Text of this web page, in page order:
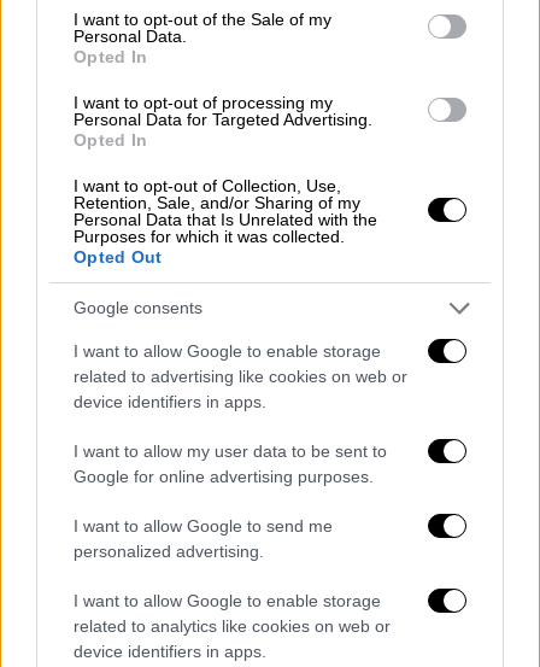
consent section.
I want to opt-out of the Sale of my
Personal Data.
Opted In
I want to opt-out of processing my
Personal Data for Targeted Advertising.
Opted In
I want to opt-out of Collection, Use,
Retention, Sale, and/or Sharing of my
Personal Data that Is Unrelated with the
Purposes for which it was collected.
Opted Out
Google consents
I want to allow Google to enable storage
related to advertising like cookies on web or
device identifiers in apps.
I want to allow my user data to be sent to
Google for online advertising purposes.
I want to allow Google to send me
personalized advertising.
I want to allow Google to enable storage
related to analytics like cookies on web or
device identifiers in apps.
View this post on Instagram
«Σ’αγαπώ υπέροχέ μου άνθρωπε…», σημείωσε
η Ανδρομάχη στο στιγμιότυπο. Στη λεζάντα